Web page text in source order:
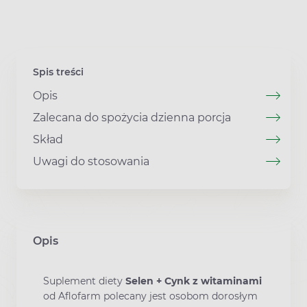
Spis treści
Opis
Zalecana do spożycia dzienna porcja
Skład
Uwagi do stosowania
Opis
Suplement diety Selen + Cynk z witaminami
od Aflofarm polecany jest osobom dorosłym